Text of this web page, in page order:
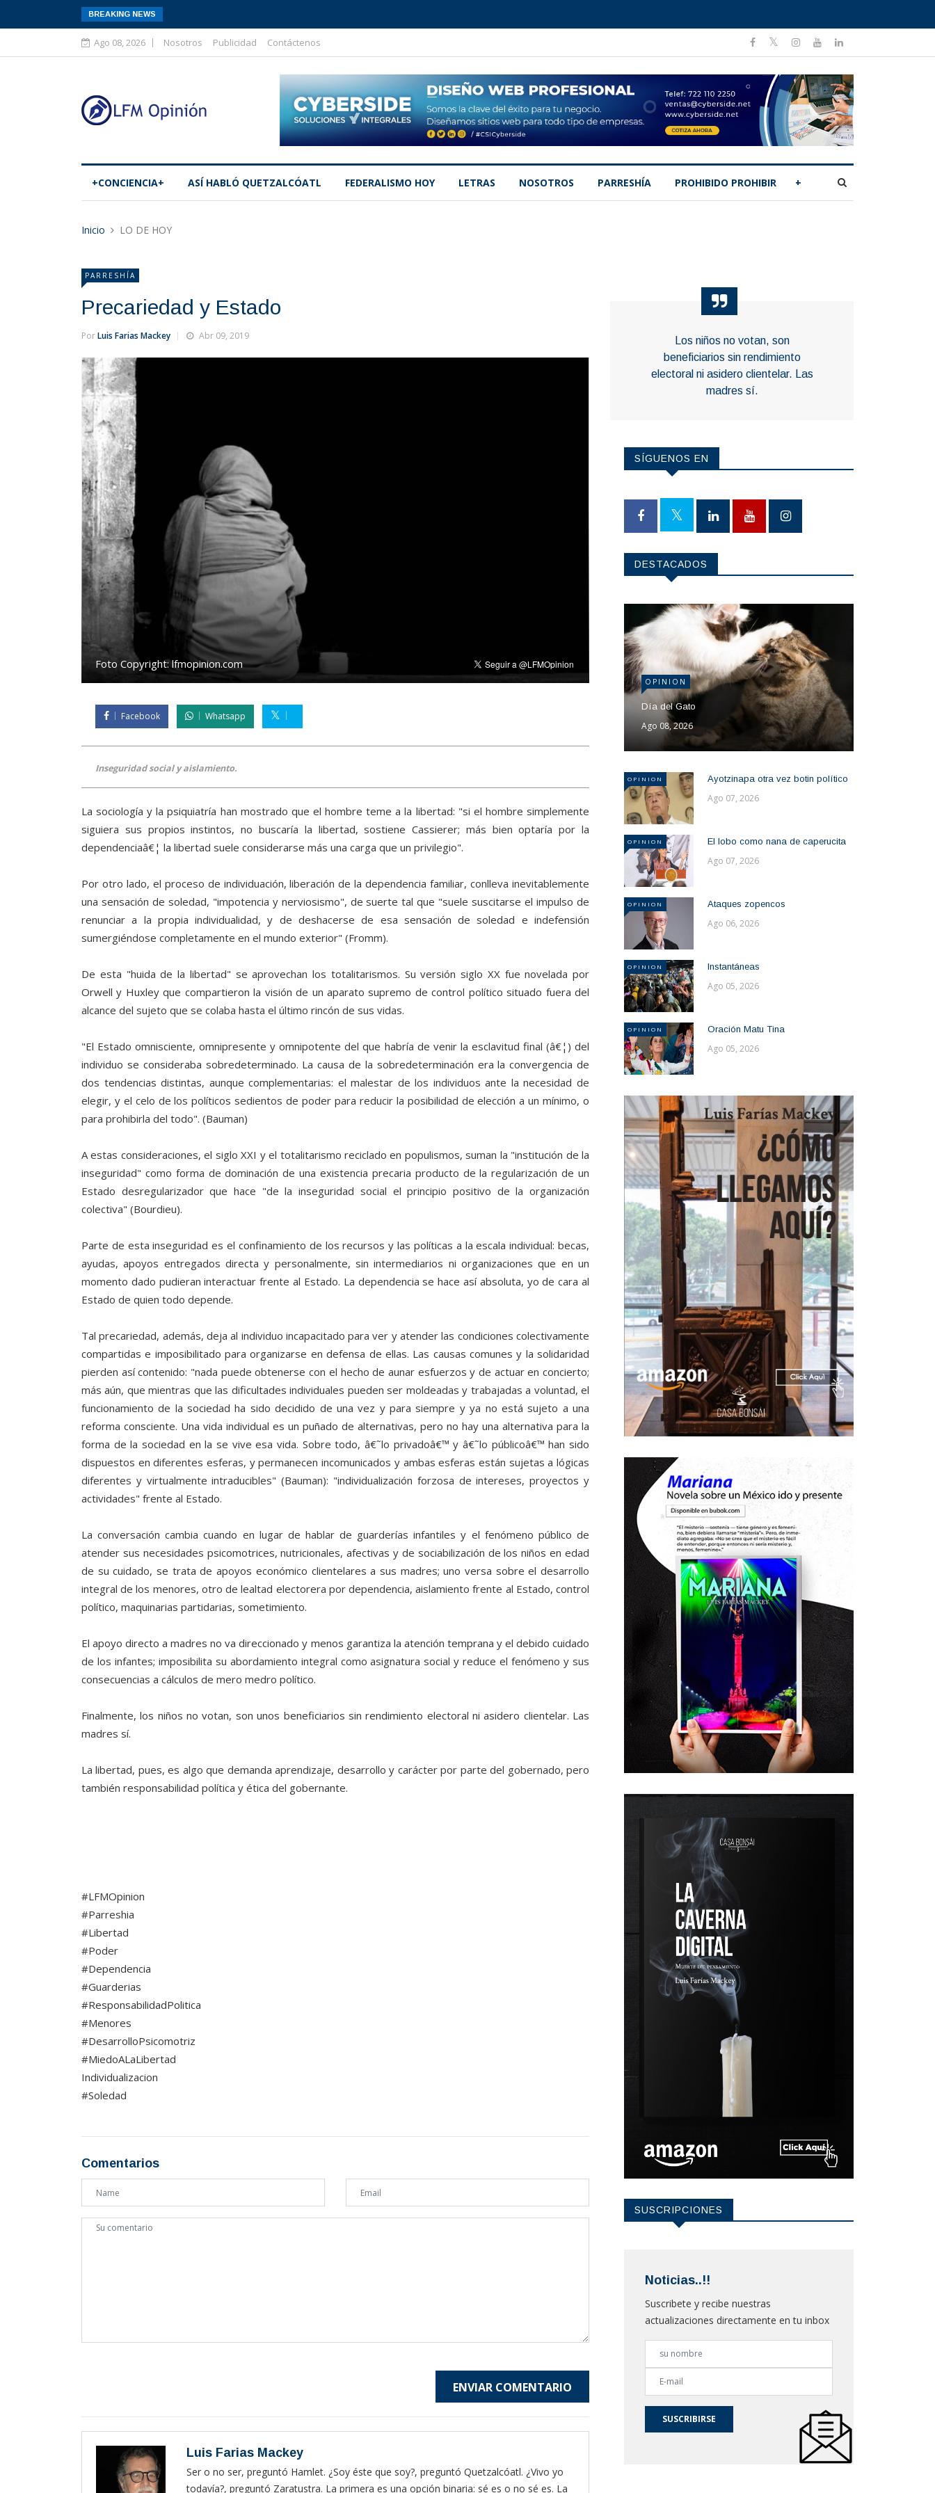
BREAKING NEWS
Ago 08, 2026 Nosotros Publicidad Contáctenos
+CONCIENCIA+ ASÍ­ HABLÓ QUETZALCÓATL FEDERALISMO HOY LETRAS NOSOTROS PARRESHÍA PROHIBIDO PROHIBIR +
Inicio LO DE HOY
PARRESHÍA
Precariedad y Estado
PorLuis Farias Mackey Abr 09, 2019
Foto Copyright:lfmopinion.com
Facebook Whatsapp
Inseguridad social y aislamiento.
La sociología y la psiquiatría han mostrado que el hombre teme a la libertad: "si el hombre simplemente
siguiera sus propios instintos, no buscaría la libertad, sostiene Cassierer; más bien optaría por la
dependenciaâ€¦ la libertad suele considerarse más una carga que un privilegio".
Por otro lado, el proceso de individuación, liberación de la dependencia familiar, conlleva inevitablemente
una sensación de soledad, "impotencia y nerviosismo", de suerte tal que "suele suscitarse el impulso de
renunciar a la propia individualidad, y de deshacerse de esa sensación de soledad e indefensión
sumergiéndose completamente en el mundo exterior" (Fromm).
De esta "huida de la libertad" se aprovechan los totalitarismos. Su versión siglo XX fue novelada por
Orwell y Huxley que compartieron la visión de un aparato supremo de control político situado fuera del
alcance del sujeto que se colaba hasta el último rincón de sus vidas.
"El Estado omnisciente, omnipresente y omnipotente del que habría de venir la esclavitud final (â€¦) del
individuo se consideraba sobredeterminado. La causa de la sobredeterminación era la convergencia de
dos tendencias distintas, aunque complementarias: el malestar de los individuos ante la necesidad de
elegir, y el celo de los políticos sedientos de poder para reducir la posibilidad de elección a un mínimo, o
para prohibirla del todo". (Bauman)
A estas consideraciones, el siglo XXI y el totalitarismo reciclado en populismos, suman la "institución de la
inseguridad" como forma de dominación de una existencia precaria producto de la regularización de un
Estado desregularizador que hace "de la inseguridad social el principio positivo de la organización
colectiva" (Bourdieu).
Parte de esta inseguridad es el confinamiento de los recursos y las políticas a la escala individual: becas,
ayudas, apoyos entregados directa y personalmente, sin intermediarios ni organizaciones que en un
momento dado pudieran interactuar frente al Estado. La dependencia se hace así absoluta, yo de cara al
Estado de quien todo depende.
Tal precariedad, además, deja al individuo incapacitado para ver y atender las condiciones colectivamente
compartidas e imposibilitado para organizarse en defensa de ellas. Las causas comunes y la solidaridad
pierden así contenido: "nada puede obtenerse con el hecho de aunar esfuerzos y de actuar en concierto;
más aún, que mientras que las dificultades individuales pueden ser moldeadas y trabajadas a voluntad, el
funcionamiento de la sociedad ha sido decidido de una vez y para siempre y ya no está sujeto a una
reforma consciente. Una vida individual es un puñado de alternativas, pero no hay una alternativa para la
forma de la sociedad en la se vive esa vida. Sobre todo, â€˜lo privadoâ€™ y â€˜lo públicoâ€™ han sido
dispuestos en diferentes esferas, y permanecen incomunicados y ambas esferas están sujetas a lógicas
diferentes y virtualmente intraducibles" (Bauman): "individualización forzosa de intereses, proyectos y
actividades" frente al Estado.
La conversación cambia cuando en lugar de hablar de guarderías infantiles y el fenómeno público de
atender sus necesidades psicomotrices, nutricionales, afectivas y de sociabilización de los niños en edad
de su cuidado, se trata de apoyos económico clientelares a sus madres; uno versa sobre el desarrollo
integral de los menores, otro de lealtad electorera por dependencia, aislamiento frente al Estado, control
político, maquinarias partidarias, sometimiento.
El apoyo directo a madres no va direccionado y menos garantiza la atención temprana y el debido cuidado
de los infantes; imposibilita su abordamiento integral como asignatura social y reduce el fenómeno y sus
consecuencias a cálculos de mero medro político.
Finalmente, los niños no votan, son unos beneficiarios sin rendimiento electoral ni asidero clientelar. Las
madres sí.
La libertad, pues, es algo que demanda aprendizaje, desarrollo y carácter por parte del gobernado, pero
también responsabilidad política y ética del gobernante.
#LFMOpinion
#Parreshia
#Libertad
#Poder
#Dependencia
#Guarderias
#ResponsabilidadPolitica
#Menores
#DesarrolloPsicomotriz
#MiedoALaLibertad
Individualizacion
#Soledad
Comentarios
ENVIAR COMENTARIO
Luis Farias Mackey
Ser o no ser, preguntó Hamlet. ¿Soy éste que soy?, preguntó Quetzalcóatl. ¿Vivo yo
todavía?, preguntó Zaratustra. La primera es una opción binaria: sé es o no sé es. La
Los niños no votan, son
beneficiarios sin rendimiento
electoral ni asidero clientelar. Las
madres sí.
SÍGUENOS EN
DESTACADOS
OPINION
Día del Gato
Ago 08, 2026
OPINION Ayotzinapa otra vez botin político
Ago 07, 2026
OPINION El lobo como nana de caperucita
Ago 07, 2026
OPINION Ataques zopencos
Ago 06, 2026
OPINION Instantáneas
Ago 05, 2026
OPINION Oración Matu Tina
Ago 05, 2026
SUSCRIPCIONES
Noticias..!!
Suscribete y recibe nuestras
actualizaciones directamente en tu inbox
SUSCRIBIRSE